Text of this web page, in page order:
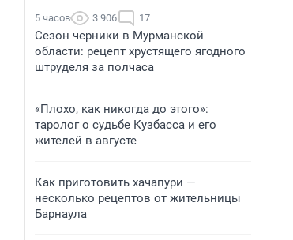
5 часов 3 906 17
Сезон черники в Мурманской
области: рецепт хрустящего ягодного
штруделя за полчаса
«Плохо, как никогда до этого»:
таролог о судьбе Кузбасса и его
жителей в августе
Как приготовить хачапури —
несколько рецептов от жительницы
Барнаула